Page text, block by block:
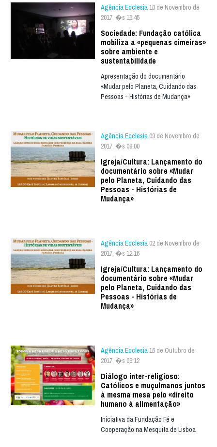
Agência Ecclesia 10 de Novembro de
2017, �s 15:45
Sociedade: Fundação católica
mobiliza a «pequenas cimeiras»
sobre ambiente e
sustentabilidade
Apresentação do documentário
«Mudar pelo Planeta, Cuidando das
Pessoas - Histórias de Mudança»
Agência Ecclesia 09 de Novembro de
2017, �s 09:00
Igreja/Cultura: Lançamento do
documentário sobre «Mudar
pelo Planeta, Cuidando das
Pessoas - Histórias de
Mudança»
Agência Ecclesia 02 de Novembro de
2017, �s 12:16
Igreja/Cultura: Lançamento do
documentário sobre «Mudar
pelo Planeta, Cuidando das
Pessoas - Histórias de
Mudança»
Agência Ecclesia 16 de Outubro de
2017, �s 09:12
Diálogo inter-religioso:
Católicos e muçulmanos juntos
à mesma mesa pelo «direito
humano à alimentação»
Iniciativa da Fundação Fé e
Cooperação na Mesquita de Lisboa